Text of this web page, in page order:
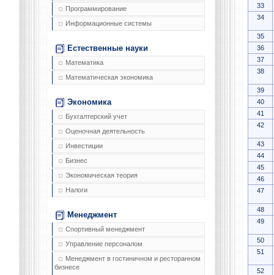
Программирование
Информационные системы
Естественные науки
Математика
Математическая экономика
Экономика
Бухгалтерский учет
Оценочная деятельность
Инвестиции
Бизнес
Экономическая теория
Налоги
Менеджмент
Спортивный менеджмент
Управление персоналом
Менеджмент в гостиничном и ресторанном
бизнесе
33
34
35
36
37
38
39
40
41
42
43
44
45
46
47
48
49
50
51
52